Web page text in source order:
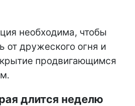
необходима, чтобы
от дружеского огня и
продвигающимся
длится неделю